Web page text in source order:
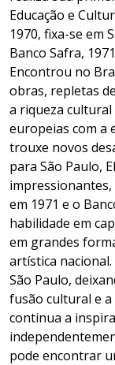
Educação e
1970, fixa-se em
Banco Safra,
Encontrou no
obras, repletas
a riqueza
europeias com a
trouxe novos
para São Paulo,
impressionantes,
em 1971 e o
habilidade em
em grandes
artística nacional.
São Paulo,
fusão cultural e
continua a
pode encontrar